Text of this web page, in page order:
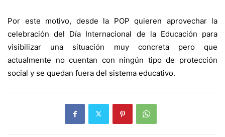
Por este motivo, desde la POP quieren aprovechar la
celebración del Día Internacional de la Educación para
visibilizar una situación muy concreta pero que
actualmente no cuentan con ningún tipo de protección
social y se quedan fuera del sistema educativo.